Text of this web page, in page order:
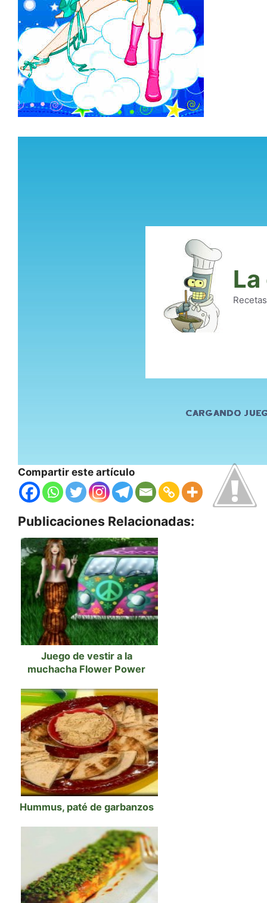
Compartir este artículo
Publicaciones Relacionadas:
Juego de vestir a la
muchacha Flower Power
Hummus, paté de garbanzos